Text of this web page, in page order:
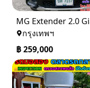
กรุงเทพฯ
฿259,000